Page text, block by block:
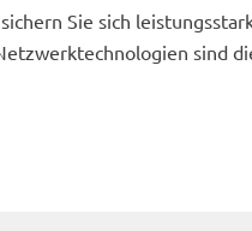
Sie sich
sind